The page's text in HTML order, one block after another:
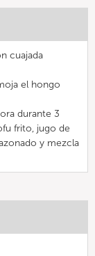
cuajada
el hongo
durante 3
frito, jugo de
y mezcla